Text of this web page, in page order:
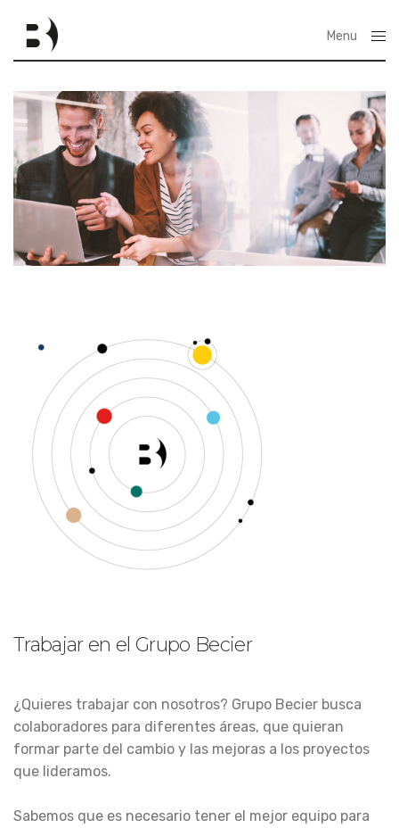
Menu
Trabajar en el Grupo Becier
¿Quieres trabajar con nosotros? Grupo Becier busca
colaboradores para diferentes áreas, que quieran
formar parte del cambio y las mejoras a los proyectos
que lideramos.
Sabemos que es necesario tener el mejor equipo para